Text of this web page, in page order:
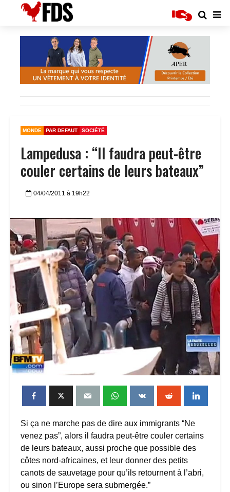
MONDE PAR DEFAUT SOCIÉTÉ
Lampedusa : “Il faudra peut-être
couler certains de leurs bateaux”
04/04/2011 à 19h22
Si ça ne marche pas de dire aux immigrants “Ne
venez pas”, alors il faudra peut-être couler certains
de leurs bateaux, aussi proche que possible des
côtes nord-africaines, et leur donner des petits
canots de sauvetage pour qu’ils retournent à l’abri,
ou sinon l’Europe sera submergée.”